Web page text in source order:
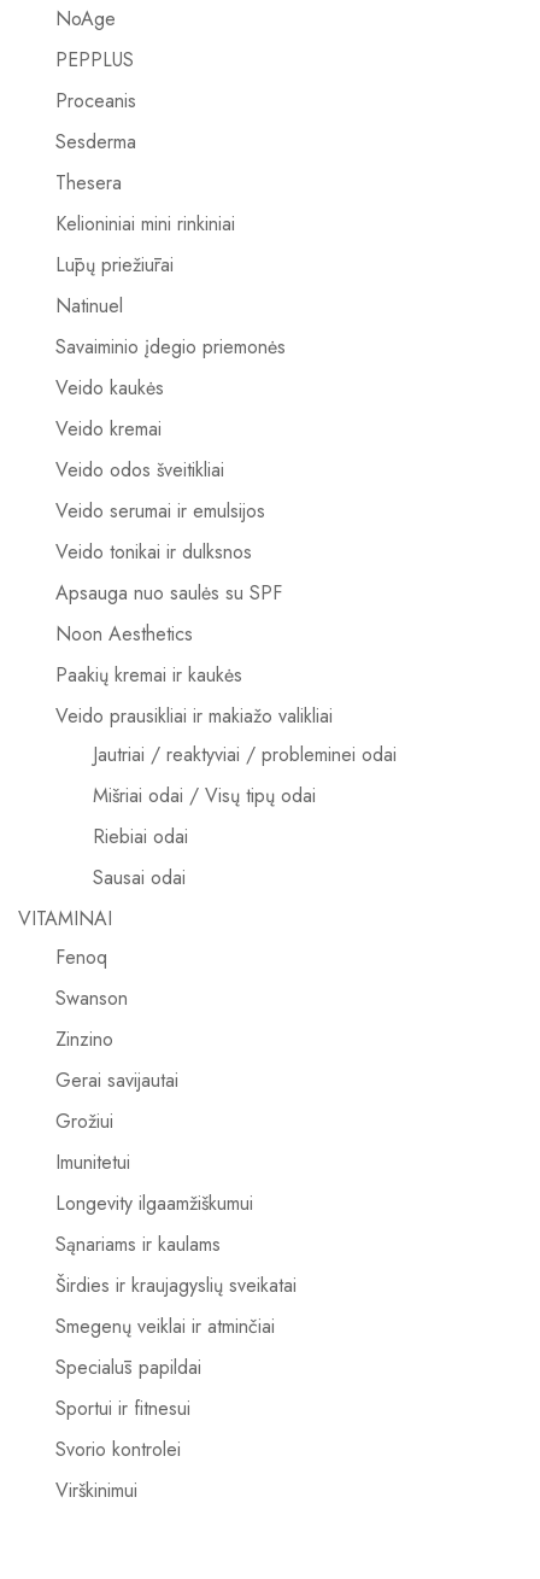
NoAge
PEPPLUS
Proceanis
Sesderma
Thesera
Kelioniniai mini rinkiniai
Lūpų priežiūrai
Natinuel
Savaiminio įdegio priemonės
Veido kaukės
Veido kremai
Veido odos šveitikliai
Veido serumai ir emulsijos
Veido tonikai ir dulksnos
Apsauga nuo saulės su SPF
Noon Aesthetics
Paakių kremai ir kaukės
Veido prausikliai ir makiažo valikliai
Jautriai / reaktyviai / probleminei odai
Mišriai odai / Visų tipų odai
Riebiai odai
Sausai odai
VITAMINAI
Fenoq
Swanson
Zinzino
Gerai savijautai
Grožiui
Imunitetui
Longevity ilgaamžiškumui
Sąnariams ir kaulams
Širdies ir kraujagyslių sveikatai
Smegenų veiklai ir atminčiai
Specialūs papildai
Sportui ir fitnesui
Svorio kontrolei
Virškinimui